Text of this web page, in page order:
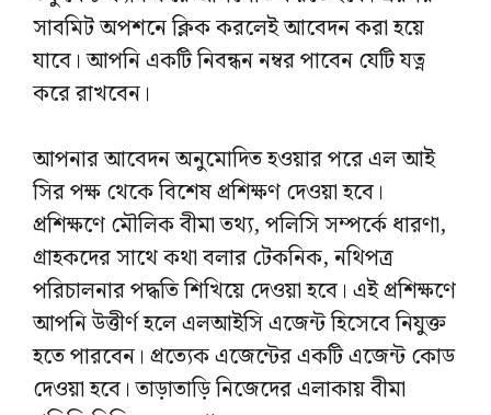
সাবমিট অপশনে ক্লিক করলেই আবেদন করা হয়ে
যাবে। আপনি একটি নিবন্ধন নম্বর পাবেন যেটি যত্ন
করে রাখবেন।
আপনার আবেদন অনুমোদিত হওয়ার পরে এল আই
সির পক্ষ থেকে বিশেষ প্রশিক্ষণ দেওয়া হবে।
প্রশিক্ষণে মৌলিক বীমা তথ্য, পলিসি সম্পর্কে ধারণা,
গ্রাহকদের সাথে কথা বলার টেকনিক, নথিপত্র
পরিচালনার পদ্ধতি শিখিয়ে দেওয়া হবে। এই প্রশিক্ষণে
আপনি উত্তীর্ণ হলে এলআইসি এজেন্ট হিসেবে নিযুক্ত
হতে পারবেন। প্রত্যেক এজেন্টের একটি এজেন্ট কোড
দেওয়া হবে। তাড়াতাড়ি নিজেদের এলাকায় বীমা